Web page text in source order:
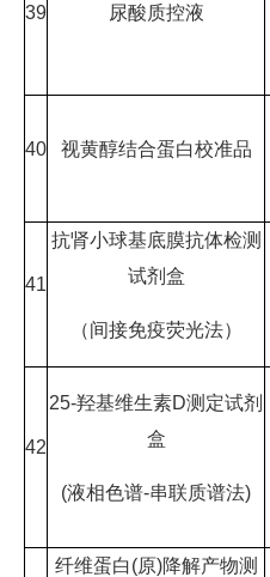
39 尿酸质控液
40 视黄醇结合蛋白校准品
41
抗肾小球基底膜抗体检测
试剂盒
（间接免疫荧光法）
42
25-羟基维生素D测定试剂
盒
(液相色谱-串联质谱法)
纤维蛋白(原)降解产物测